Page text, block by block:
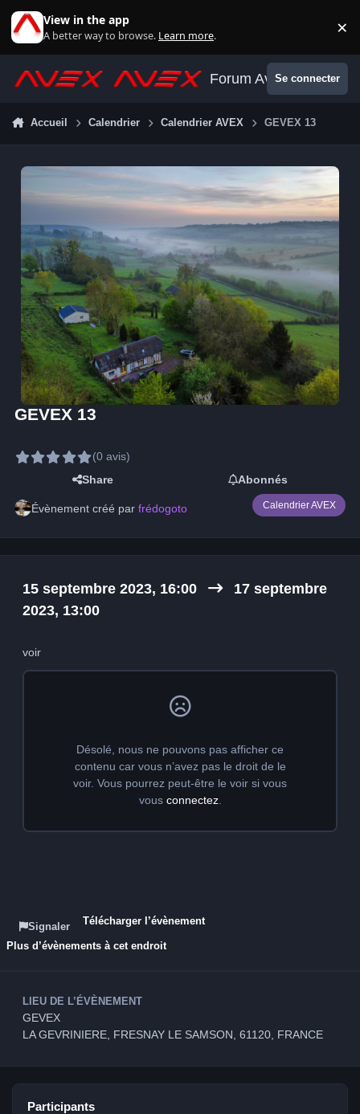
View in the app
A better way to browse. Learn more. ×
Forum AvexSe connecter
Accueil Calendrier Calendrier AVEX GEVEX 13
GEVEX 13
(0 avis)
Share
Abonnés
Évènement créé parfrédogoto Calendrier AVEX
15 septembre 2023, 16:00
17 septembre
2023, 13:00
voir
Signaler Télécharger l’évènement
Plus d’évènements à cet endroit
LIEU DE L’ÉVÈNEMENT
GEVEX
LA GEVRINIERE, FRESNAY LE SAMSON, 61120, FRANCE
Participants